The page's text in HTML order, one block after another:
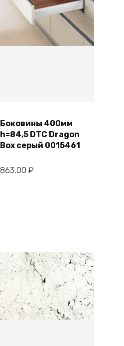
В корзину
Боковины 400мм
h=84,5 DTC Dragon
Box серый 0015461
863,00₽